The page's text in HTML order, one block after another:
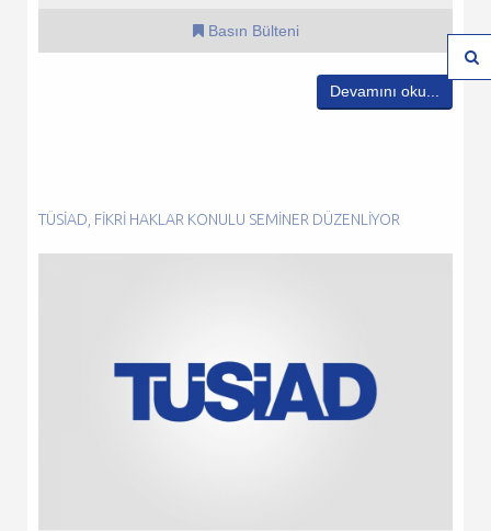
Basın Bülteni
Devamını oku...
TÜSİAD, FIKRI HAKLAR KONULU SEMINER DÜZENLIYOR